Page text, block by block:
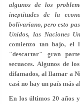
algunos de los
ineptitudes de la
bolivariano, pero esto
Unidos, las Naciones
comienzo tan bajo, el
"descartar" gran
secuaces. Algunos de
difamados, al llamar a
casi no hay un país más
En los últimos 20 años